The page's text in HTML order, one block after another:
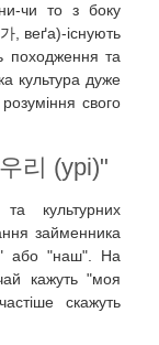
чи то з боку
, веґа)-існують
походження та
культура дуже
свого
리 (урі)"
культурних
займенника
або "наш". На
кажуть "моя
скажуть